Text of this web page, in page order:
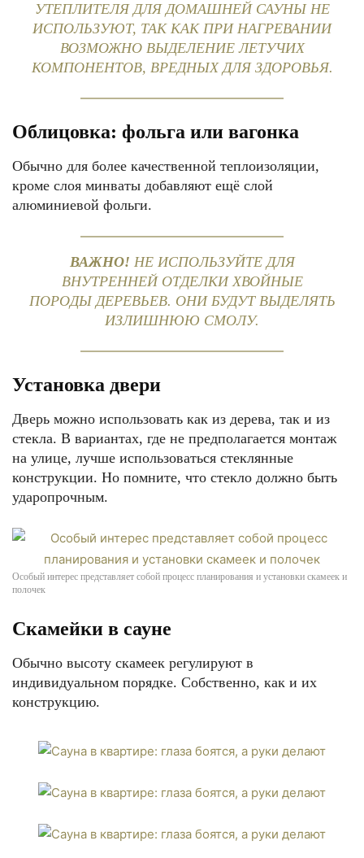
УТЕПЛИТЕЛЯ ДЛЯ ДОМАШНЕЙ САУНЫ НЕ
ИСПОЛЬЗУЮТ, ТАК КАК ПРИ НАГРЕВАНИИ
ВОЗМОЖНО ВЫДЕЛЕНИЕ ЛЕТУЧИХ
КОМПОНЕНТОВ, ВРЕДНЫХ ДЛЯ ЗДОРОВЬЯ.
Облицовка: фольга или вагонка
Обычно для более качественной теплоизоляции,
кроме слоя минваты добавляют ещё слой
алюминиевой фольги.
ВАЖНО! НЕ ИСПОЛЬЗУЙТЕ ДЛЯ
ВНУТРЕННЕЙ ОТДЕЛКИ ХВОЙНЫЕ
ПОРОДЫ ДЕРЕВЬЕВ. ОНИ БУДУТ ВЫДЕЛЯТЬ
ИЗЛИШНЮЮ СМОЛУ.
Установка двери
Дверь можно использовать как из дерева, так и из
стекла. В вариантах, где не предполагается монтаж
на улице, лучше использоваться стеклянные
конструкции. Но помните, что стекло должно быть
ударопрочным.
Особый интерес представляет собой процесс планирования и установки скамеек и
полочек
Скамейки в сауне
Обычно высоту скамеек регулируют в
индивидуальном порядке. Собственно, как и их
конструкцию.